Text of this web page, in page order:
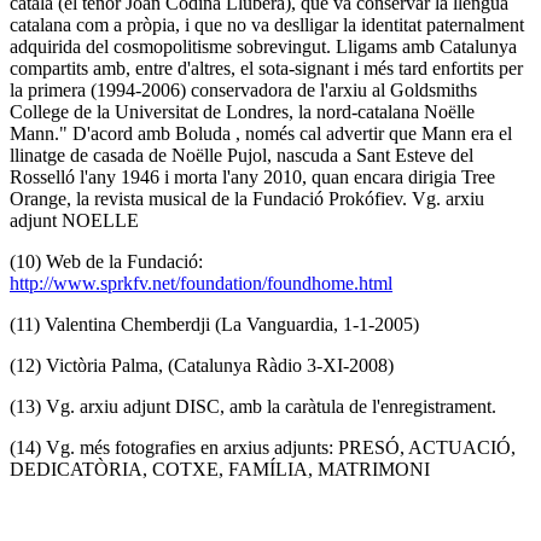
catalana com a pròpia, i que no va deslligar la identitat paternalment
adquirida del cosmopolitisme sobrevingut. Lligams amb Catalunya
compartits amb, entre d'altres, el sota-signant i més tard enfortits per
la primera (1994-2006) conservadora de l'arxiu al Goldsmiths
College de la Universitat de Londres, la nord-catalana Noëlle
Mann." D'acord amb Boluda , només cal advertir que Mann era el
llinatge de casada de Noëlle Pujol, nascuda a Sant Esteve del
Rosselló l'any 1946 i morta l'any 2010, quan encara dirigia Tree
Orange, la revista musical de la Fundació Prokófiev. Vg. arxiu
adjunt NOELLE
(10) Web de la Fundació:
http://www.sprkfv.net/foundation/foundhome.html
(11) Valentina Chemberdji (La Vanguardia, 1-1-2005)
(12) Victòria Palma, (Catalunya Ràdio 3-XI-2008)
(13) Vg. arxiu adjunt DISC, amb la caràtula de l'enregistrament.
(14) Vg. més fotografies en arxius adjunts: PRESÓ, ACTUACIÓ,
DEDICATÒRIA, COTXE, FAMÍLIA, MATRIMONI